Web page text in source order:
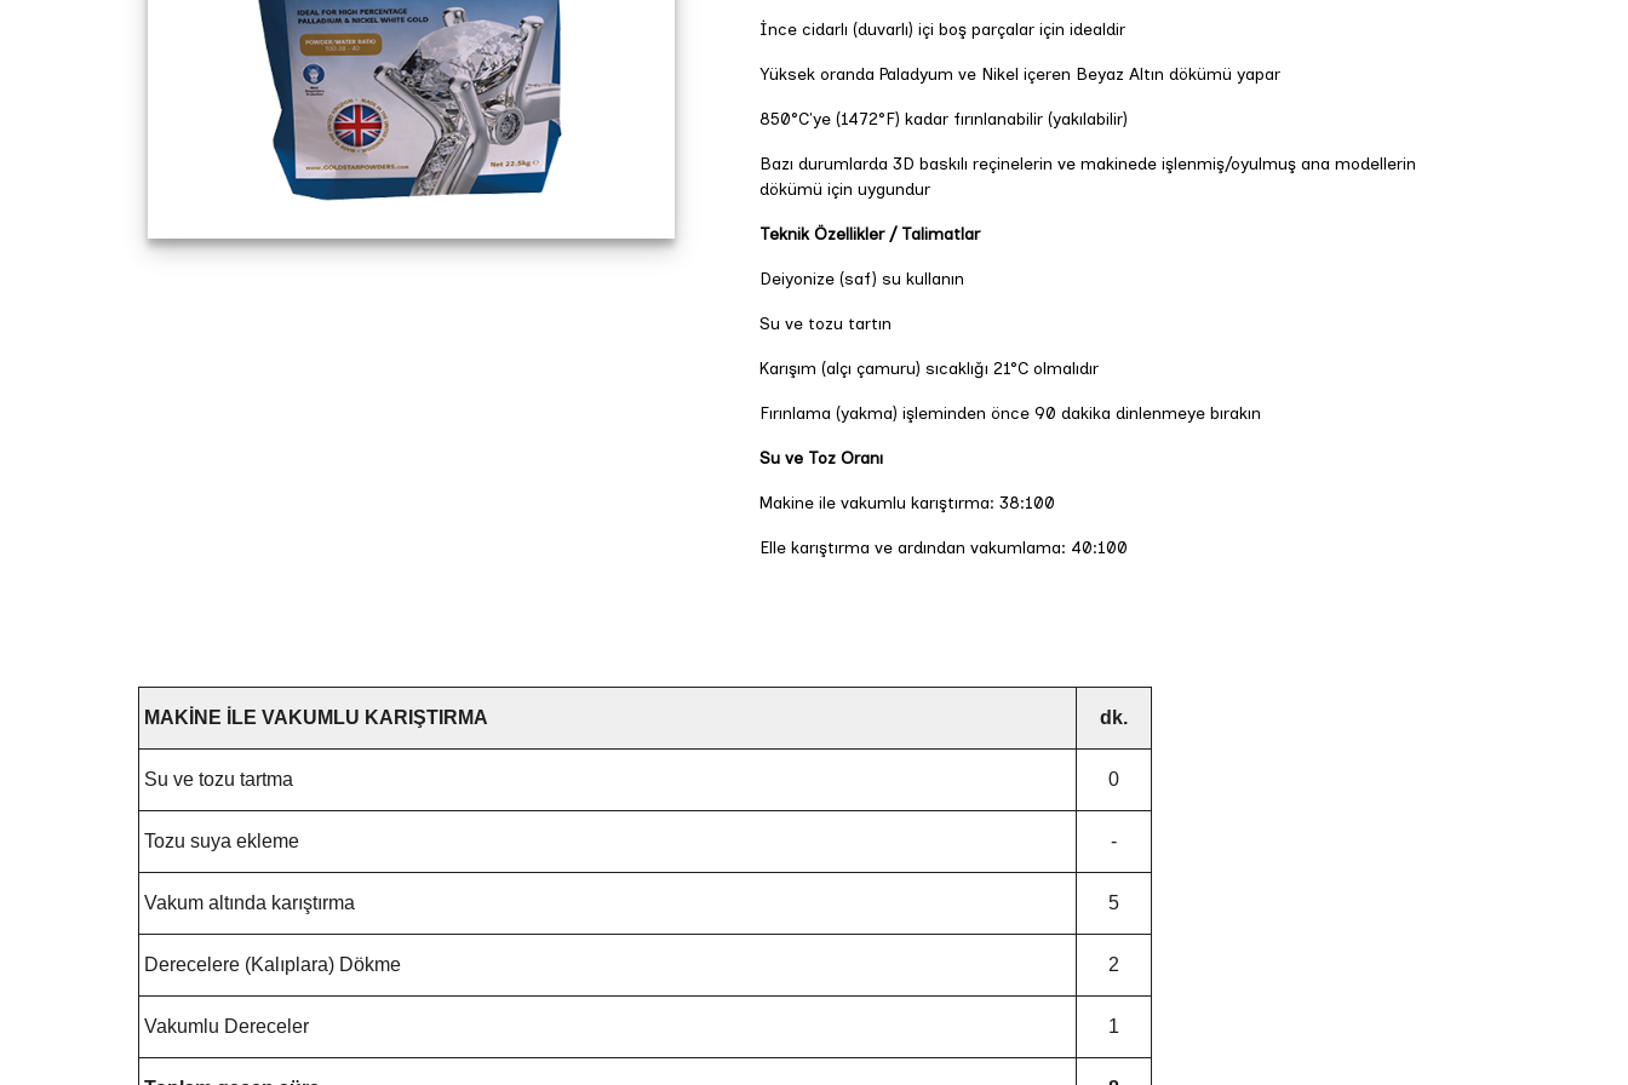
İnce cidarlı (duvarlı) içi boş parçalar için idealdir
Yüksek oranda Paladyum ve Nikel içeren Beyaz Altın dökümü yapar
850°C'ye (1472°F) kadar fırınlanabilir (yakılabilir)
Bazı durumlarda 3D baskılı reçinelerin ve makinede işlenmiş/oyulmuş ana modellerin
dökümü için uygundur
Teknik Özellikler / Talimatlar
Deiyonize (saf) su kullanın
Su ve tozu tartın
Karışım (alçı çamuru) sıcaklığı 21°C olmalıdır
Fırınlama (yakma) işleminden önce 90 dakika dinlenmeye bırakın
Su ve Toz Oranı
Makine ile vakumlu karıştırma: 38:100
Elle karıştırma ve ardından vakumlama: 40:100
MAKİNE İLE VAKUMLU KARIŞTIRMA dk.
Su ve tozu tartma 0
Tozu suya ekleme -
Vakum altında karıştırma 5
Derecelere (Kalıplara) Dökme 2
Vakumlu Dereceler 1